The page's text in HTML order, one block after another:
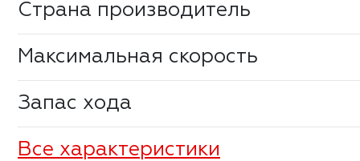
Страна производитель
Максимальная скорость
Запас хода
Все характеристики